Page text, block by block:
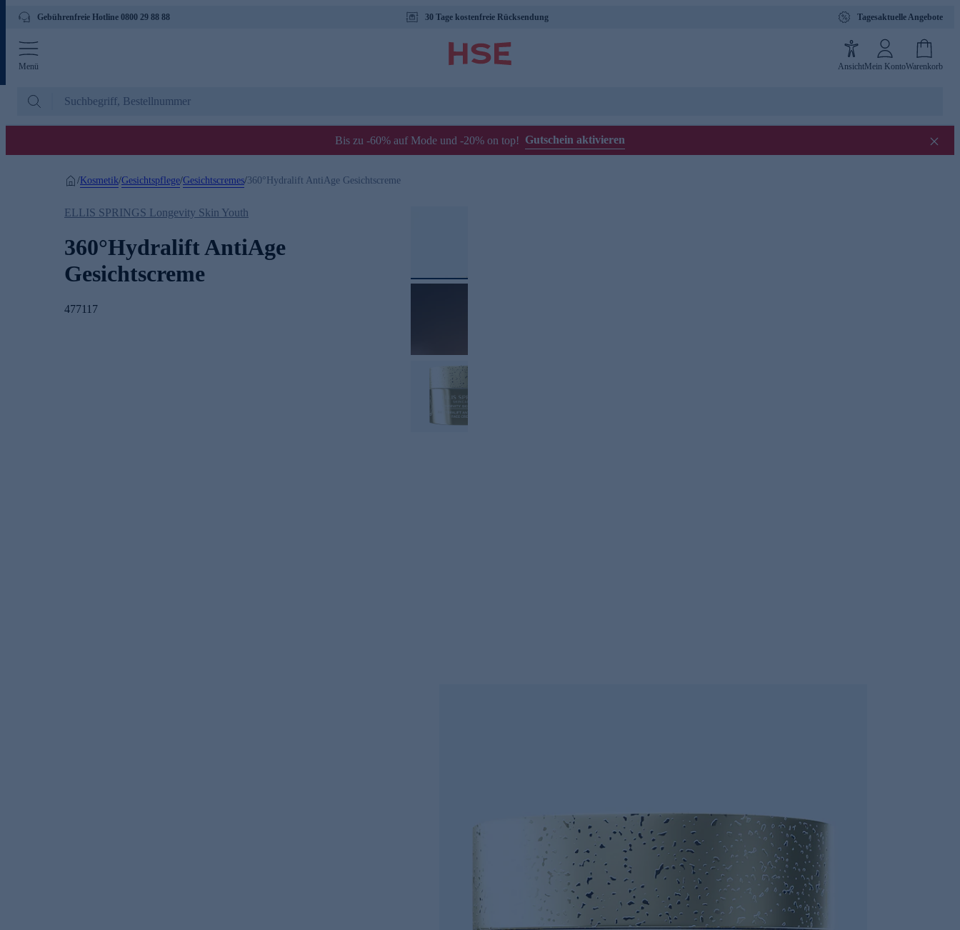
Gebührenfreie Hotline 0800 29 88 88 30 Tage kostenfreie Rücksendung Tagesaktuelle Angebote
Menü AnsichtMein KontoWarenkorb
Bis zu -60% auf Mode und -20% on top! Gutschein aktivieren
/Kosmetik/Gesichtspflege/Gesichtscremes/360°Hydralift AntiAge Gesichtscreme
ELLIS SPRINGS Longevity Skin Youth
360°Hydralift AntiAge
Gesichtscreme
477117